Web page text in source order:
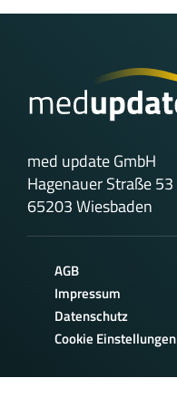
med update GmbH
Hagenauer Straße 53
65203 Wiesbaden
AGB
Impressum
Datenschutz
Cookie Einstellungen